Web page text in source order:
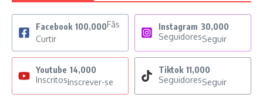
Facebook 100,000Fãs
Curtir
Instagram 30,000
SeguidoresSeguir
Youtube 14,000
InscritosInscrever-se
Tiktok 11,000
SeguidoresSeguir